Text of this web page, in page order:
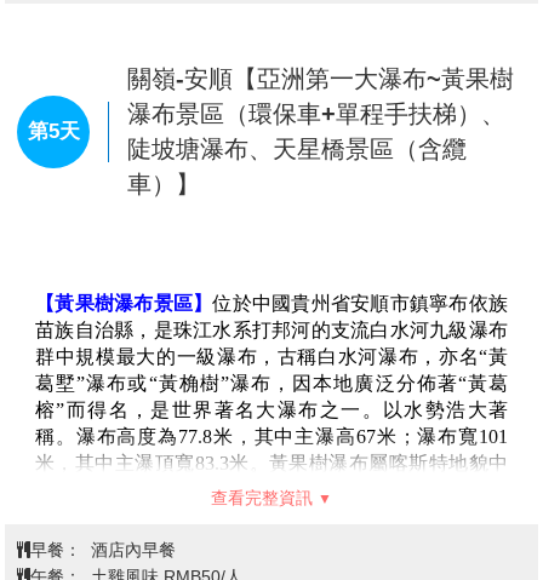
用新型專利；今年五月更獲頒有著「世界橋梁界諾貝爾
獎」之稱的古斯塔夫金獎殊榮。
【萬峰湖】位於黔西南自治州首府興義市的東南部、馬
嶺河下游，萬峰湖因“萬峰”環繞而得名，是雲貴高原上
的一顆平湖明珠，享有“ 萬峰之湖，西南之最，南國風
光，山水畫卷 ”之美譽。萬峰湖景區美景天成，山中有
口內湖景觀為主，景觀面積50平方公里。它的主要景點
有紅椿碼頭、吉隆堡、馬嶺河坡陽入湖口、水上布依山
寨等。景區氣候宜人、四季可遊，融山、谷、湖、林於
一體，即能乘船暢遊、又可臨湖垂釣，還能體驗濃鬱的
民族風情。
【吉隆堡】位於興義市萬峰湖畔，猶如一個童話般的歐
式城堡，佇立在碧波蕩漾的萬峰湖上，僅有一座橋與湖
邊相連，是國內唯一的湖心城堡。這裡風光秀美，加之
人們休閒娛樂的好去處。
早餐：
酒店內早餐
午餐：
魚宴風味RMB50/人
晚餐：
興義烤鴨 RMB50/人
準★★★★★明鏡國際大酒店 或桔山廣場希爾頓惠庭
第4天
興義【地球最美傷疤~馬嶺河大峽谷
文化交流考察（百畫之谷~天星畫廊
+上下觀光電梯）、萬峰林（含環保
車+小火車）+遠觀八卦田、六六大順
峰】-關嶺
長約15公裏的峽谷中，兩岸峭崖對
峙，這是一個以雄、奇、險、秀為特色，由彩崖峽、天
賜石窟、彩虹鎖天、回峰崖、五裏幽谷、瀑布群、壁掛